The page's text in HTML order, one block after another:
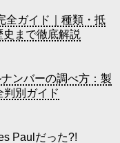
全ガイド｜種類・抵
まで徹底解説
ンバーの調べ方：製
判別ガイド
Paulだった?!